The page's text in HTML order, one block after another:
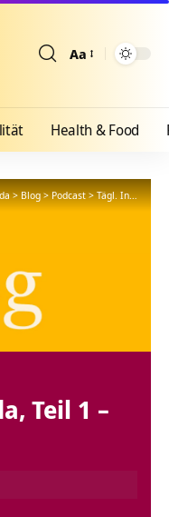
Aa
Health & Food
>Blog>Podcast>Tägl. Inspiration
Teil 1 –